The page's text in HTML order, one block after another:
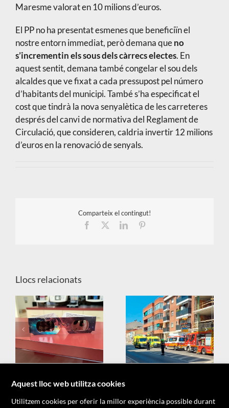
Maresme valorat en 10 milions d’euros.
El PP no ha presentat esmenes que beneficiïn el
nostre entorn immediat, però demana queno
s’incrementin els sous dels càrrecs electes. En
aquest sentit, demana també congelar el sou dels
alcaldes que ve fixat a cada pressupost pel número
d’habitants del municipi. També s’ha especificat el
cost que tindrà la nova senyalètica de les carreteres
després del canvi de normativa del Reglament de
Circulació, que consideren, caldria invertir 12 milions
d’euros en la renovació de senyals.
Comparteix el contingut!
Facebook
LinkedIn
Llocs relacionats
Aquest lloc web utilitza cookies
Utilitzem cookies per oferir la millor experiència possible durant